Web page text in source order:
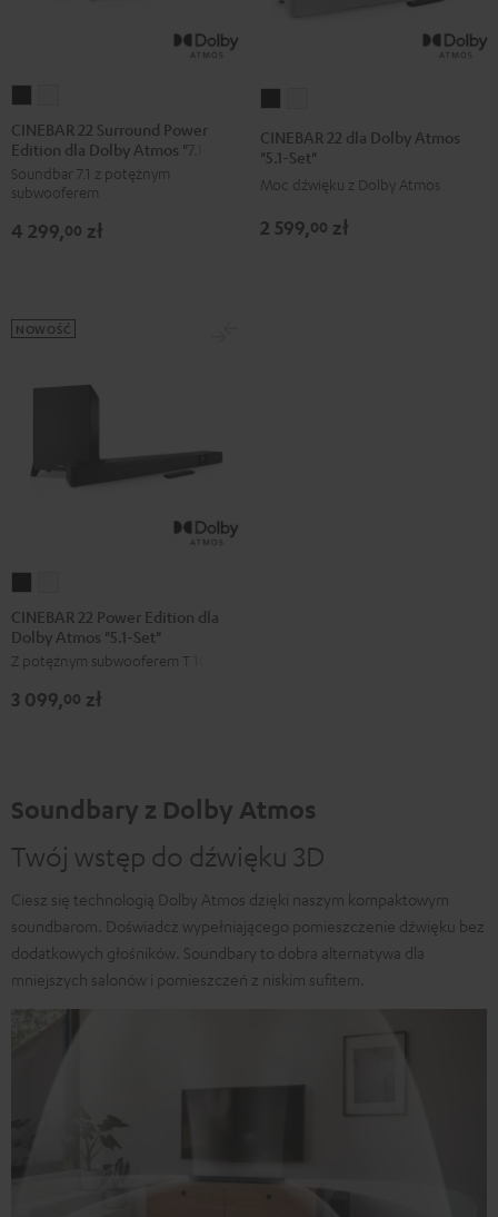
22
Surround
Power
Edition
dla
Set"
22
Surround
Power
Edition
dla
Set"
CINEBAR 22 Surround Power
Edition dla Dolby Atmos "7.1-Set"
Soundbar 7.1 z potężnym
subwooferem
4 299,00 zł
dla
Dolby
"5.1-
dla
Dolby
"5.1-
CINEBAR 22 dla Dolby Atmos
"5.1-Set"
Moc dźwięku z Dolby Atmos
2 599,00 zł
22
Power
Edition
dla
Black
22
Power
Edition
dla
Set"
White
CINEBAR 22 Power Edition dla
Dolby Atmos "5.1-Set"
Z potężnym subwooferem T 10
NOWOŚĆ
3 099,00 zł
Soundbary z Dolby Atmos
Twój wstęp do dźwięku 3D
Ciesz się technologią Dolby Atmos dzięki naszym kompaktowym
soundbarom. Doświadcz wypełniającego pomieszczenie dźwięku bez
dodatkowych głośników. Soundbary to dobra alternatywa dla
mniejszych salonów i pomieszczeń z niskim sufitem.